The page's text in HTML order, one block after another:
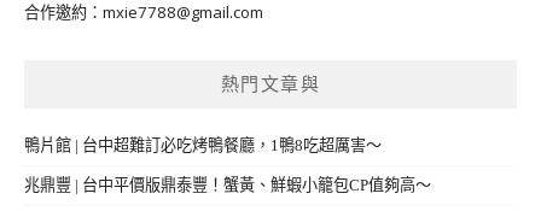
合作邀約： mxie7788@gmail.com
熱門文章與
鴨片館 | 台中超難訂必吃烤鴨餐廳，1鴨8吃超厲害～
兆鼎豐 | 台中平價版鼎泰豐！蟹黃、鮮蝦小籠包CP值夠高～